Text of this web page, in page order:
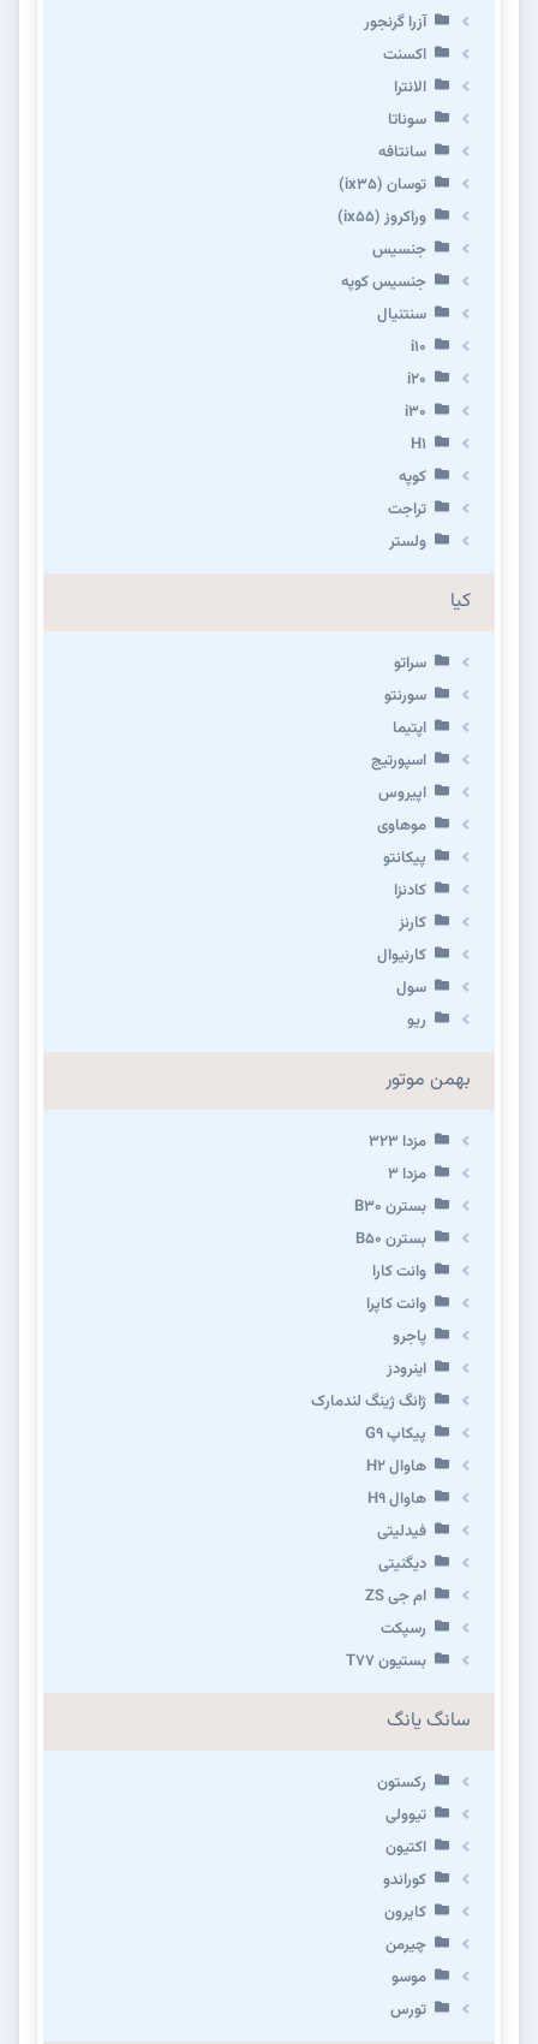
آزرا گرنجور
اکسنت
الانترا
سوناتا
سانتافه
توسان (ix35)
وراکروز (ix55)
جنسیس
جنسیس کوپه
سنتنیال
i10
i20
i30
H1
کوپه
تراجت
ولستر
کیا
سراتو
سورنتو
اپتیما
اسپورتیج
اپیروس
موهاوی
پیکانتو
کادنزا
کارنز
کارنیوال
سول
ریو
بهمن موتور
مزدا ۳۲۳
مزدا ۳
بسترن B۳۰
بسترن B۵۰
وانت کارا
وانت کاپرا
پاجرو
اینرودز
ژانگ ژینگ لندمارک
پیکاپ G۹
هاوال H۲
هاوال H۹
فیدلیتی
دیگنیتی
ام جی ZS
رسپکت
بستیون T۷۷
سانگ یانگ
رکستون
تیوولی
اکتیون
کوراندو
کایرون
چیرمن
موسو
تورس